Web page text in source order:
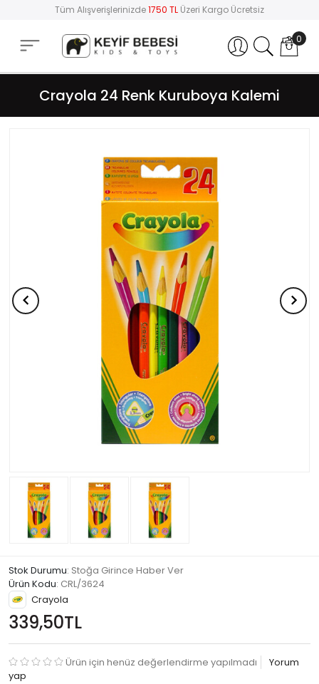
Tüm Alışverişlerinizde1750 TL Üzeri Kargo Ücretsiz
Hesabım 0
Crayola 24 Renk Kuruboya Kalemi
Stok Durumu: Stoğa Girince Haber Ver
Ürün Kodu: CRL/3624
Crayola
339,50TL
Ürün için henüz değerlendirme yapılmadı
Yorum
yap